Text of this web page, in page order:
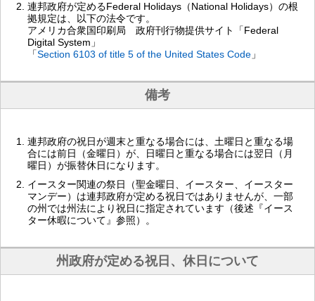
連邦政府が定めるFederal Holidays（National Holidays）の根
拠規定は、以下の法令です。
アメリカ合衆国印刷局 政府刊行物提供サイト「Federal
Digital System」
「Section 6103 of title 5 of the United States Code 」
備考
連邦政府の祝日が週末と重なる場合には、土曜日と重なる場
合には前日（金曜日）が、日曜日と重なる場合には翌日（月
曜日）が振替休日になります。
イースター関連の祭日（聖金曜日、イースター、イースター
マンデー）は連邦政府が定める祝日ではありませんが、一部
の州では州法により祝日に指定されています（後述『イース
ター休暇について』参照）。
州政府が定める祝日、休日について